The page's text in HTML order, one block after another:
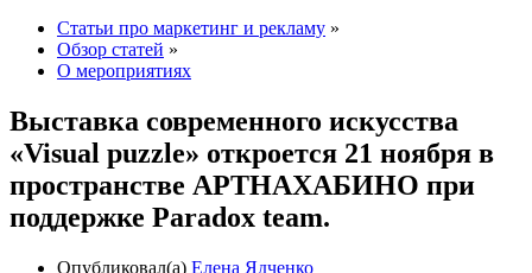
Статьи про маркетинг и рекламу »
Обзор статей »
О мероприятиях
Выставка современного искусства
«Visual puzzle» откроется 21 ноября в
пространстве АРТНАХАБИНО при
поддержке Paradox team.
Опубликовал(а) Елена Ядченко